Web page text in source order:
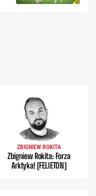
ZBIGNIEW ROKITA
Zbigniew Rokita: Forza
Arktyka! [FELIETON]